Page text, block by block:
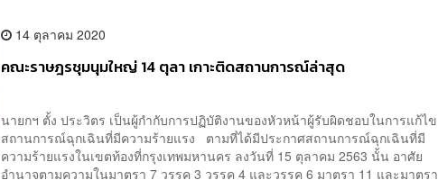
14 ตุลาคม 2020
คณะราษฎรชุมนุมใหญ่ 14 ตุลา เกาะติดสถานการณ์ล่าสุด
นายกฯ ตั้ง ประวิตร เป็นผู้กำกับการปฏิบัติงานของหัวหน้าผู้รับผิดชอบในการแก้ไข
สถานการณ์ฉุกเฉินที่มีความร้ายแรง ตามที่ได้มีประกาศสถานการณ์ฉุกเฉินที่มี
ความร้ายแรงในเขตท้องที่กรุงเทพมหานคร ลงวันที่ 15 ตุลาคม 2563 นั้น อาศัย
อำนาจตามความในมาตรา 7 วรรค 3 วรรค 4 และวรรค 6 มาตรา 11 และมาตรา